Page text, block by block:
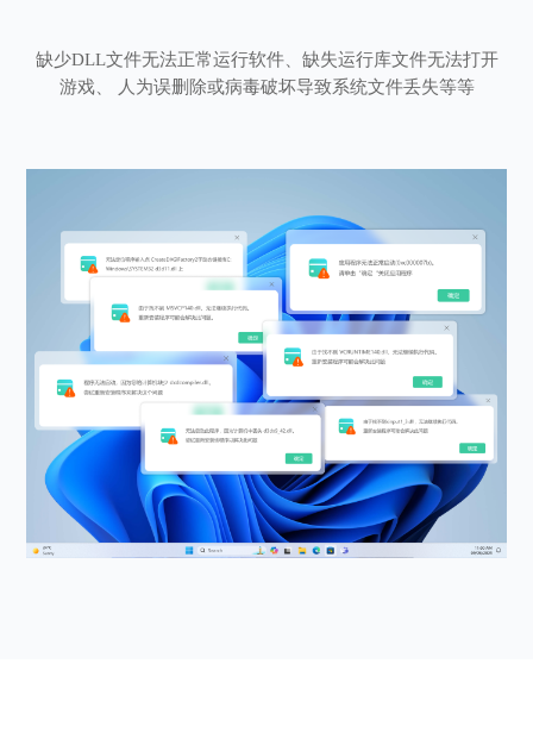
缺少DLL文件无法正常运行软件、缺失运行库文件无法打开
游戏、 人为误删除或病毒破坏导致系统文件丢失等等